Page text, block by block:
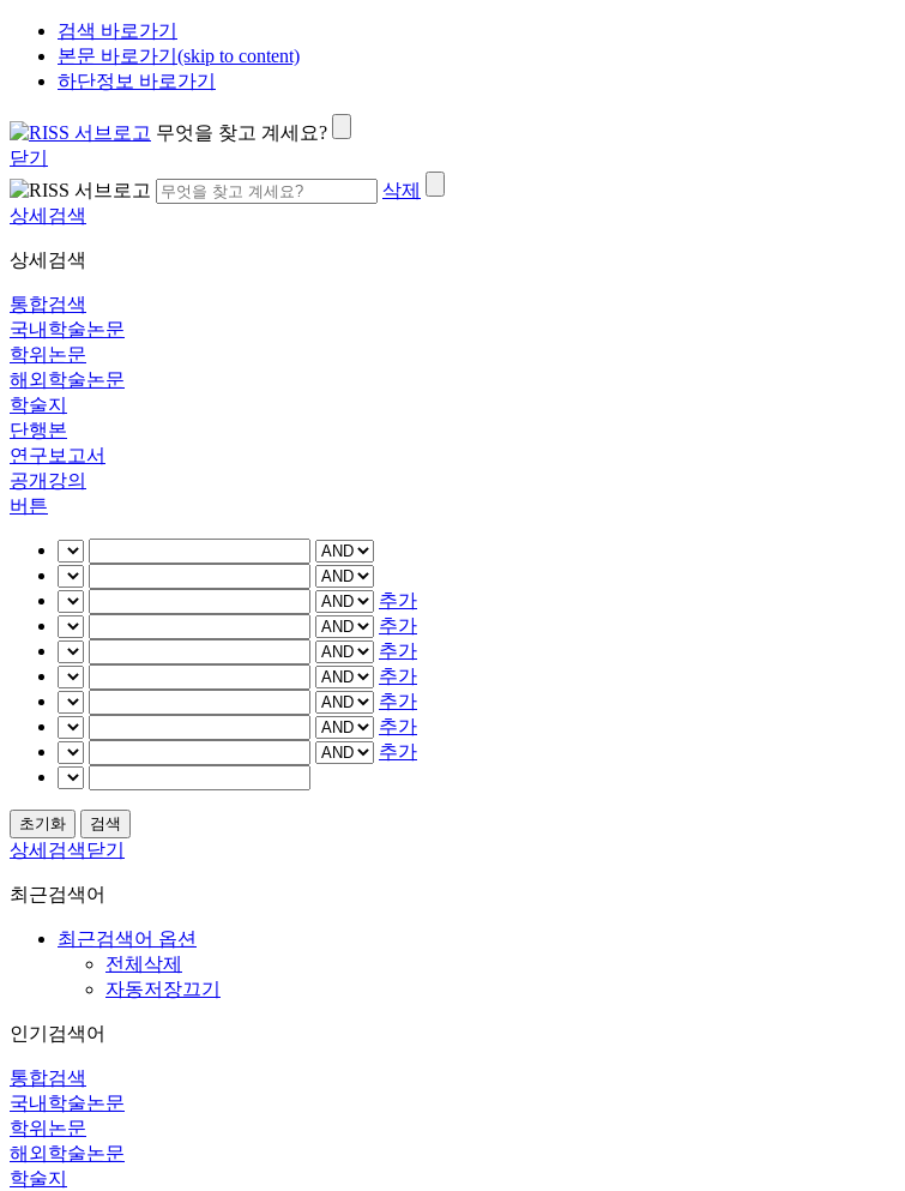
검색 바로가기
본문 바로가기(skip to content)
하단정보 바로가기
무엇을 찾고 계세요?
닫기
삭제
상세검색
상세검색
통합검색
국내학술논문
학위논문
해외학술논문
학술지
단행본
연구보고서
공개강의
버튼
추가
추가
추가
추가
추가
추가
추가
상세검색닫기
최근검색어
최근검색어 옵션
전체삭제
자동저장끄기
인기검색어
통합검색
국내학술논문
학위논문
해외학술논문
학술지